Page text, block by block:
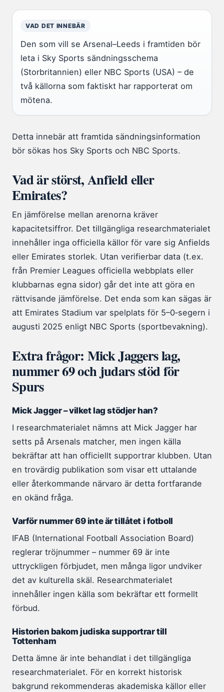
VAD DET INNEBÄR
Den som vill se Arsenal–Leeds i framtiden bör
leta i Sky Sports sändningsschema
(Storbritannien) eller NBC Sports (USA) – de
två källorna som faktiskt har rapporterat om
mötena.
Detta innebär att framtida sändningsinformation
bör sökas hos Sky Sports och NBC Sports.
Vad är störst, Anfield eller
Emirates?
En jämförelse mellan arenorna kräver
kapacitetsiffror. Det tillgängliga researchmaterialet
innehåller inga officiella källor för vare sig Anfields
eller Emirates storlek. Utan verifierbar data (t.ex.
från Premier Leagues officiella webbplats eller
klubbarnas egna sidor) går det inte att göra en
rättvisande jämförelse. Det enda som kan sägas är
att Emirates Stadium var spelplats för 5–0‑segern i
augusti 2025 enligt NBC Sports (sportbevakning).
Extra frågor: Mick Jaggers lag,
nummer 69 och judars stöd för
Spurs
Mick Jagger – vilket lag stödjer han?
I researchmaterialet nämns att Mick Jagger har
setts på Arsenals matcher, men ingen källa
bekräftar att han officiellt supportrar klubben. Utan
en trovärdig publikation som visar ett uttalande
eller återkommande närvaro är detta fortfarande
en okänd fråga.
Varför nummer 69 inte är tillåtet i fotboll
IFAB (International Football Association Board)
reglerar tröjnummer – nummer 69 är inte
uttryckligen förbjudet, men många ligor undviker
det av kulturella skäl. Researchmaterialet
innehåller ingen källa som bekräftar ett formellt
förbud.
Historien bakom judiska supportrar till
Tottenham
Detta ämne är inte behandlat i det tillgängliga
researchmaterialet. För en korrekt historisk
bakgrund rekommenderas akademiska källor eller